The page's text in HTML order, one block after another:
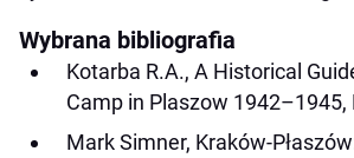
Wybrana bibliografia
Kotarba R.A., A Historical
Camp in Plaszow 1942–1945,
Mark Simner, Kraków-